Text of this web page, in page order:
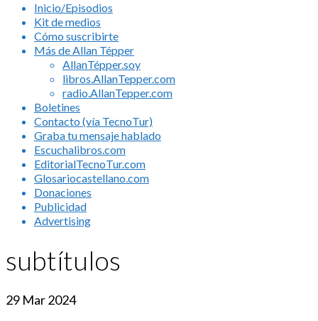
Inicio/Episodios
Kit de medios
Cómo suscribirte
Más de Allan Tépper
AllanTépper.soy
libros.AllanTepper.com
radio.AllanTepper.com
Boletines
Contacto (vía TecnoTur)
Graba tu mensaje hablado
Escuchalibros.com
EditorialTecnoTur.com
Glosariocastellano.com
Donaciones
Publicidad
Advertising
subtítulos
29 Mar 2024